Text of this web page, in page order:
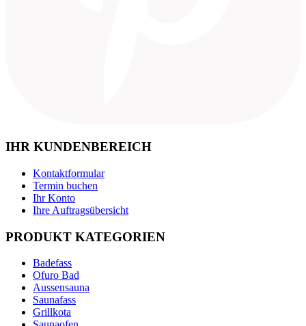
IHR KUNDENBEREICH
Kontaktformular
Termin buchen
Ihr Konto
Ihre Auftragsübersicht
PRODUKT KATEGORIEN
Badefass
Ofuro Bad
Aussensauna
Saunafass
Grillkota